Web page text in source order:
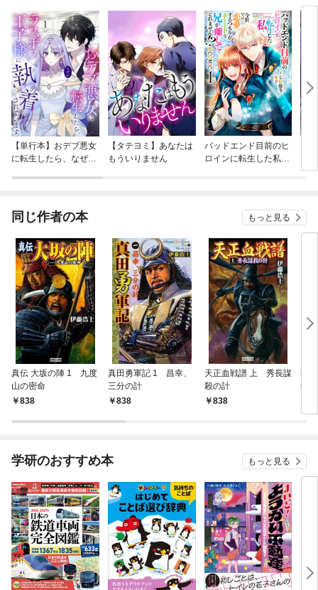
【単行本】おデブ悪女
に転生したら、なぜか
【タテヨミ】あなたは
もういりません
バッドエンド目前のヒ
ロインに転生した私、
同じ作者の本 もっと見る
真伝 大坂の陣 1 九度
山の密命
838
真田勇軍記 1 昌幸、
三分の計
838
天正血戦譜 上 秀長謀
殺の計
838
神
折
学研のおすすめ本 もっと見る